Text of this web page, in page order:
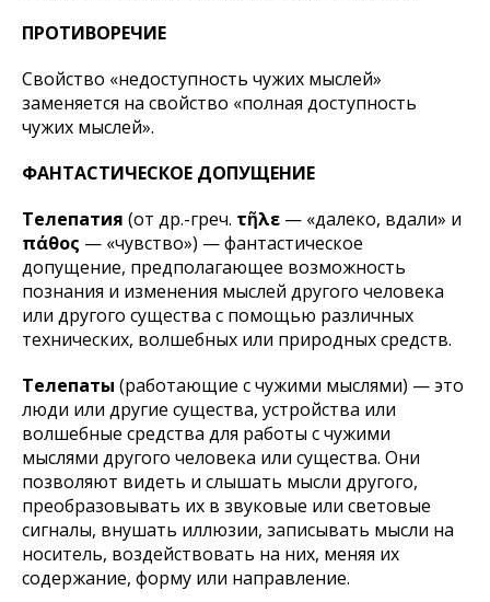
ПРОТИВОРЕЧИЕ
Свойство «недоступность чужих мыслей»
заменяется на свойство «полная доступность
чужих мыслей».
ФАНТАСТИЧЕСКОЕ ДОПУЩЕНИЕ
Телепатия (от др.-греч. τῆλε — «далеко, вдали» и
πάθος — «чувство») — фантастическое
допущение, предполагающее возможность
познания и изменения мыслей другого человека
или другого существа с помощью различных
технических, волшебных или природных средств.
Телепаты (работающие с чужими мыслями) — это
люди или другие существа, устройства или
волшебные средства для работы с чужими
мыслями другого человека или существа. Они
позволяют видеть и слышать мысли другого,
преобразовывать их в звуковые или световые
сигналы, внушать иллюзии, записывать мысли на
носитель, воздействовать на них, меняя их
содержание, форму или направление.